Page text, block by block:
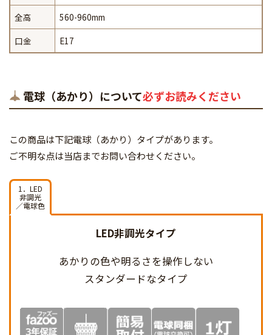
全高
560-960mm
口金
E17
電球（あかり）について必ずお読みください
この商品は下記電球（あかり）タイプがあります。
ご不明な点は当店までお問い合わせください。
1．LED
非調光
／電球色
LED非調光タイプ
あかりの色や明るさを操作しない
スタンダードなタイプ